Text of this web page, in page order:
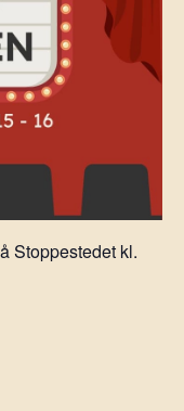
Stoppestedet kl.